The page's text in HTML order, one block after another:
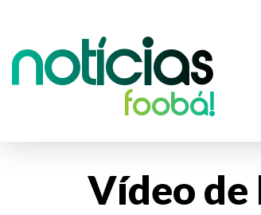
Notícias
foobá!
Vídeo de